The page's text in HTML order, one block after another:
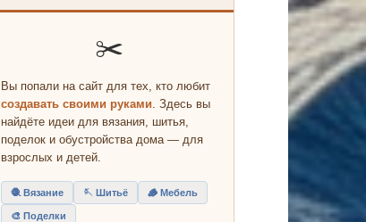
✂️
Вы попали на сайт для тех, кто любит
создавать своими руками. Здесь вы
найдёте идеи для вязания, шитья,
поделок и обустройства дома — для
взрослых и детей.
🧶 Вязание 🪡 Шитьё 🪵 Мебель
🎨 Поделки